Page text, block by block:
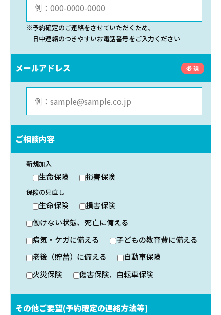
予約確定のご連絡をさせていただくため、
日中連絡のつきやすいお電話番号をご入力ください
メールアドレス
ご相談内容
新規加入
生命保険 損害保険
保険の見直し
生命保険
損害保険
働けない状態、死亡に備える
病気・ケガに備える
子どもの教育費に備える
老後（貯蓄）に備える
自動車保険
火災保険
傷害保険、自転車保険
その他ご要望(予約確定の連絡方法等)